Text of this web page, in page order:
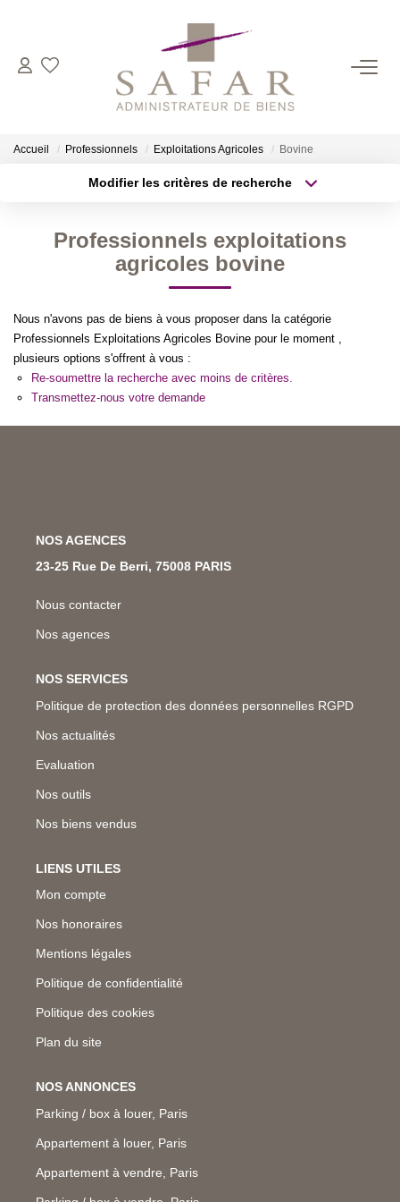
NOS CABINETS
Cadot Beauplet – Safar
Gescofim – Finorgest Paris
Gescofim - Finorgest Aulnay
NOS MÉTIERS
À LOUER
Accueil Professionnels Exploitations Agricoles Bovine
Modifier les critères de recherche
Type de bien
Surface min
Créer une alerte
Professionnels exploitations
agricoles bovine
Nous n'avons pas de biens à vous proposer dans la catégorie
Professionnels Exploitations Agricoles Bovine pour le moment ,
plusieurs options s'offrent à vous :
Re-soumettre la recherche avec moins de critères.
Transmettez-nous votre demande
NOS AGENCES
23-25 Rue De Berri, 75008 PARIS
Nous contacter
Nos agences
NOS SERVICES
Politique de protection des données personnelles RGPD
Nos actualités
Evaluation
Nos outils
Nos biens vendus
LIENS UTILES
Mon compte
Nos honoraires
Mentions légales
Politique de confidentialité
Politique des cookies
Plan du site
NOS ANNONCES
Parking / box à louer, Paris
Appartement à louer, Paris
Appartement à vendre, Paris